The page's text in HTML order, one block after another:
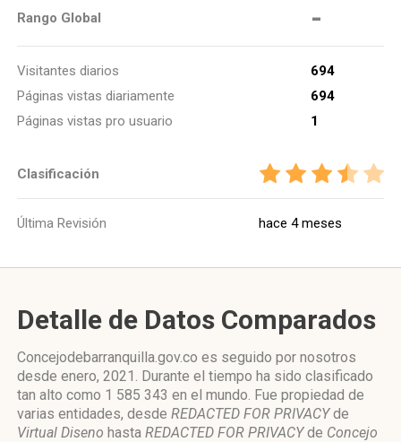
Rango Global -
Visitantes diarios
694
Páginas vistas diariamente
694
Páginas vistas pro usuario
1
Clasificación
Última Revisión hace 4 meses
Detalle de Datos Comparados
Concejodebarranquilla.gov.co es seguido por nosotros
desde enero, 2021. Durante el tiempo ha sido clasificado
tan alto como 1 585 343 en el mundo. Fue propiedad de
varias entidades, desde REDACTED FOR PRIVACYde
Virtual Diseno hasta REDACTED FOR PRIVACYde Concejo